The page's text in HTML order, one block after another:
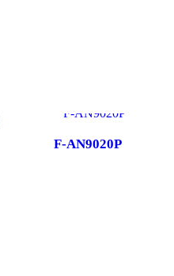
F-AN9020P